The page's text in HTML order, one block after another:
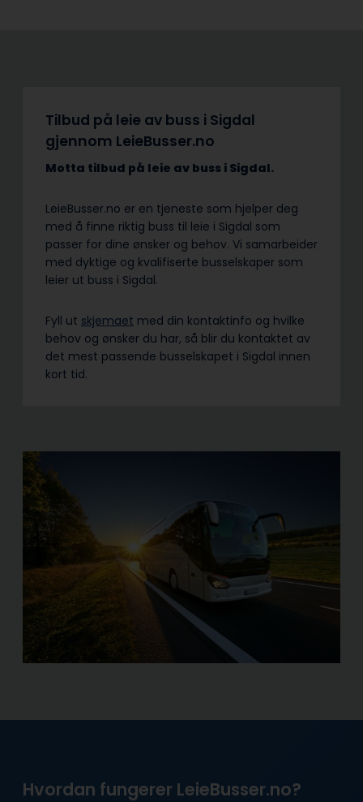
Tilbud på leie av buss i Sigdal
gjennom LeieBusser.no
Motta tilbud på leie av buss i Sigdal.
LeieBusser.no er en tjeneste som hjelper deg
med å finne riktig buss til leie i Sigdal som
passer for dine ønsker og behov. Vi samarbeider
med dyktige og kvalifiserte busselskaper som
leier ut buss i Sigdal.
Fyll ut skjemaet med din kontaktinfo og hvilke
behov og ønsker du har, så blir du kontaktet av
det mest passende busselskapet i Sigdal innen
kort tid.
Hvordan fungerer LeieBusser.no?